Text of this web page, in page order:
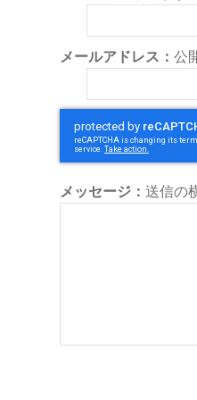
メールアドレス： 公
メッセージ： 送信の